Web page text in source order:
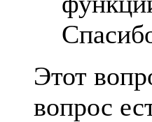
Этот
вопрос